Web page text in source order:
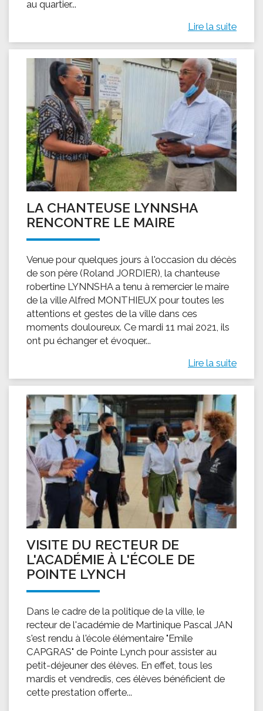
au quartier...
Lire la suite
LA CHANTEUSE LYNNSHA
RENCONTRE LE MAIRE
Venue pour quelques jours à l'occasion du décès
de son père (Roland JORDIER), la chanteuse
robertine LYNNSHA a tenu à remercier le maire
de la ville Alfred MONTHIEUX pour toutes les
attentions et gestes de la ville dans ces
moments douloureux. Ce mardi 11 mai 2021, ils
ont pu échanger et évoquer...
Lire la suite
VISITE DU RECTEUR DE
L'ACADÉMIE À L'ÉCOLE DE
POINTE LYNCH
Dans le cadre de la politique de la ville, le
recteur de l'académie de Martinique Pascal JAN
s'est rendu à l'école élémentaire "Emile
CAPGRAS" de Pointe Lynch pour assister au
petit-déjeuner des élèves. En effet, tous les
mardis et vendredis, ces élèves bénéficient de
cette prestation offerte...